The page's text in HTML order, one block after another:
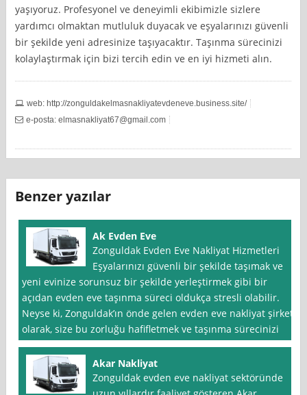
yaşıyoruz. Profesyonel ve deneyimli ekibimizle sizlere
yardımcı olmaktan mutluluk duyacak ve eşyalarınızı güvenli
bir şekilde yeni adresinize taşıyacaktır. Taşınma sürecinizi
kolaylaştırmak için bizi tercih edin ve en iyi hizmeti alın.
web: http://zonguldakelmasnakliyatevdeneve.business.site/
e-posta:elmasnakliyat67@gmail.com
Benzer yazılar
Ak Evden Eve
Zonguldak Evden Eve Nakliyat Hizmetleri
Eşyalarınızı güvenli bir şekilde taşımak ve
yeni evinize sorunsuz bir şekilde yerleştirmek gibi bir
açıdan evden eve taşınma süreci oldukça stresli olabilir.
Neyse ki, Zonguldak’ın önde gelen evden eve nakliyat şirketi
olarak, size bu zorluğu hafifletmek ve taşınma sürecinizi
Akar Nakliyat
Zonguldak evden eve nakliyat sektöründe